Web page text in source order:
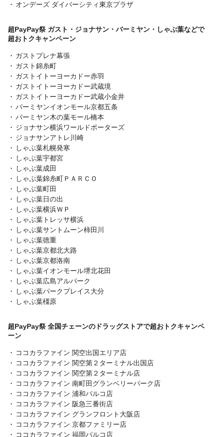
オンデーズ ダイバーシティ東京プラザ
超PayPay祭 ガスト・ジョナサン・バーミヤン・しゃぶ葉などで
超おトクキャンペーン
ガストプレナ幕張
ガスト錦糸町
ガストイトーヨーカドー赤羽
ガストイトーヨーカドー武蔵境
ガストイトーヨーカドー武蔵小金井
バーミヤンイオンモール京都五条
バーミヤン木の葉モール橋本
ジョナサン横浜ワールドポーターズ
ジョナサンアトレ川崎
しゃぶ葉札幌発寒
しゃぶ葉宇都宮
しゃぶ葉成田
しゃぶ葉錦糸町ＰＡＲＣＯ
しゃぶ葉町田
しゃぶ葉日の出
しゃぶ葉横浜ＷＰ
しゃぶ葉トレッサ横浜
しゃぶ葉サントムーン柿田川
しゃぶ葉徳重
しゃぶ葉京都北大路
しゃぶ葉京都洛南
しゃぶ葉イオンモール堺北花田
しゃぶ葉広島アルパーク
しゃぶ葉パークプレイス大分
しゃぶ葉橿原
超PayPay祭 全国チェーンのドラッグストアで超おトクキャンペ
ーン
ココカラファイン 関空出国エリア店
ココカラファイン 関空第２ターミナル出国店
ココカラファイン 関空第２ターミナル店
ココカラファイン 南町田グランベリーパーク店
ココカラファイン 浦和パルコ店
ココカラファイン 阪急三番街店
ココカラファイン グランフロント大阪店
ココカラファイン 京都ファミリー店
ココカラファイン 福岡パルコ店